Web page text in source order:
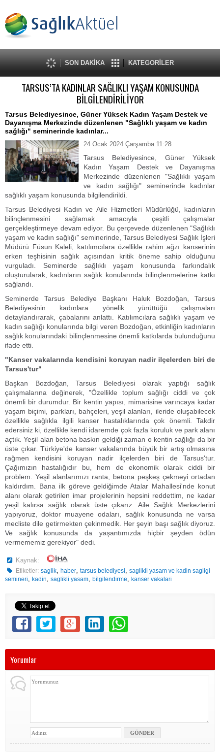
SON DAKİKA KATEGORİLER
TARSUS’TA KADINLAR SAĞLIKLI YAŞAM KONUSUNDA
BİLGİLENDİRİLİYOR
Tarsus Belediyesince, Güner Yüksek Kadın Yaşam Destek ve
Dayanışma Merkezinde düzenlenen "Sağlıklı yaşam ve kadın
sağlığı" seminerinde kadınlar...
24 Ocak 2024 Çarşamba 11:28
Tarsus Belediyesince, Güner Yüksek
Kadın Yaşam Destek ve Dayanışma
Merkezinde düzenlenen "Sağlıklı yaşam
ve kadın sağlığı" seminerinde kadınlar
sağlıklı yaşam konusunda bilgilendirildi.
Tarsus Belediyesi Kadın ve Aile Hizmetleri Müdürlüğü, kadınların
bilinçlenmesini sağlamak amacıyla çeşitli çalışmalar
gerçekleştirmeye devam ediyor. Bu çerçevede düzenlenen "Sağlıklı
yaşam ve kadın sağlığı" seminerinde, Tarsus Belediyesi Sağlık İşleri
Müdürü Füsun Kaleli, katılımcılara özellikle rahim ağzı kanserinin
erken teşhisinin sağlık açısından kritik öneme sahip olduğunu
vurguladı. Seminerde sağlıklı yaşam konusunda farkındalık
oluşturularak, kadınların sağlık konularında bilinçlenmelerine katkı
sağlandı.
Seminerde Tarsus Belediye Başkanı Haluk Bozdoğan, Tarsus
Belediyesinin kadınlara yönelik yürüttüğü çalışmaları
detaylandırarak, çabalarını anlattı. Katılımcılara sağlıklı yaşam ve
kadın sağlığı konularında bilgi veren Bozdoğan, etkinliğin kadınların
sağlık konularındaki bilinçlenmesine önemli katkılarda bulunduğunu
ifade etti.
"Kanser vakalarında kendisini koruyan nadir ilçelerden biri de
Tarsus'tur"
Başkan Bozdoğan, Tarsus Belediyesi olarak yaptığı sağlık
çalışmalarına değinerek, "Özellikle toplum sağlığı ciddi ve çok
önemli bir durumdur. Bir kentin yapısı, mimarisine varıncaya kadar
yaşam biçimi, parkları, bahçeleri, yeşil alanları, ileride oluşabilecek
özellikle sağlıkla ilgili kanser hastalıklarında çok önemli. Takdir
edersiniz ki, özellikle kendi idaremde çok fazla koruluk ve park alanı
açtık. Yeşil alan betona baskın geldiği zaman o kentin sağlığı da bir
üste çıkar. Türkiye'de kanser vakalarında büyük bir artış olmasına
rağmen kendisini koruyan nadir ilçelerden biri de Tarsus'tur.
Çağımızın hastalığıdır bu, hem de ekonomik olarak ciddi bir
problem. Yeşil alanlarımızı ranta, betona peşkeş çekmeyi ortadan
kaldırdım. Bana ilk göreve geldiğimde Atalar Mahallesi'nde konut
alanı olarak getirilen imar projelerinin hepsini reddettim, ne kadar
yeşil kalırsa sağlık olarak üste çıkarız. Aile Sağlık Merkezlerini
yapıyoruz, doktor muayene odaları, sağlık konusunda ne varsa
mecliste dile getirmekten çekinmedik. Her şeyin başı sağlık diyoruz.
Ve sağlık konusunda da yaşantımızda hiçbir şeyden ödün
vermememiz gerekiyor" dedi.
Kaynak:
Etiketler: saglik,haber,tarsus belediyesi,saglikli yasam ve kadin sagligi
semineri, kadin, saglikli yasam, bilgilendirme, kanser vakalari
Yorumlar